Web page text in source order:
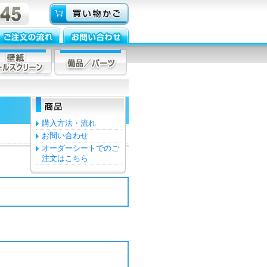
購入方法・流れ
お問い合わせ
オーダーシートでのご
注文はこちら